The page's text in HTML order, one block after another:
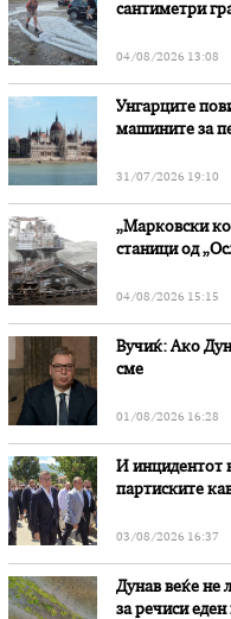
сантиметри
04/08/2026 13:08
Унгарците
машините за
31/07/2026 19:10
„Марковски
станици од
04/08/2026 15:15
Вучиќ: Ако
сме
01/08/2026 16:28
И инцидентот
партиските
03/08/2026 16:37
Дунав веќе не
за речиси